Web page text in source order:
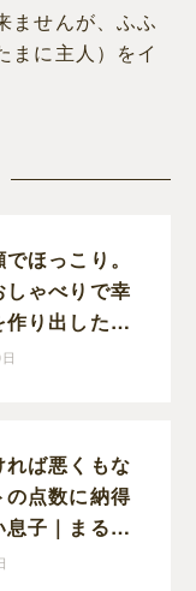
ませんが、ふふ
まに主人）をイ
ほっこり。
しゃべりで幸
り出した息
児絵日記
れば悪くもな
の点数に納得
子｜まるの